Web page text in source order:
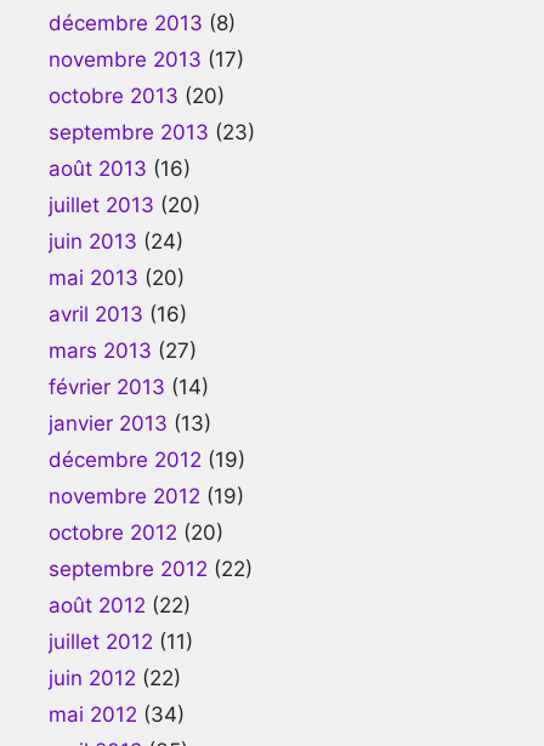
décembre 2013 (8)
novembre 2013 (17)
octobre 2013 (20)
septembre 2013 (23)
août 2013 (16)
juillet 2013 (20)
juin 2013 (24)
mai 2013 (20)
avril 2013 (16)
mars 2013 (27)
février 2013 (14)
janvier 2013 (13)
décembre 2012 (19)
novembre 2012 (19)
octobre 2012 (20)
septembre 2012 (22)
août 2012 (22)
juillet 2012 (11)
juin 2012 (22)
mai 2012 (34)